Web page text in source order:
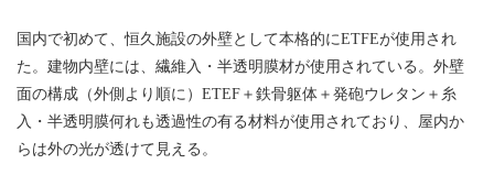
国内で初めて、恒久施設の外壁として本格的にETFEが使用され
た。建物内壁には、繊維入・半透明膜材が使用されている。外壁
面の構成（外側より順に）ETEF＋鉄骨躯体＋発砲ウレタン＋糸
入・半透明膜何れも透過性の有る材料が使用されており、屋内か
らは外の光が透けて見える。